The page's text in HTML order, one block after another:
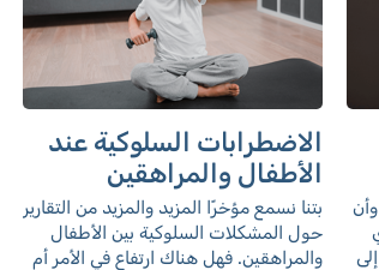
الاضطرابات السلوكية عند
الأطفال والمراهقين
بتنا نسمع مؤخرًا المزيد والمزيد من التقارير
حول المشكلات السلوكية بين الأطفال
والمراهقين. فهل هناك ارتفاع في الأمر أم